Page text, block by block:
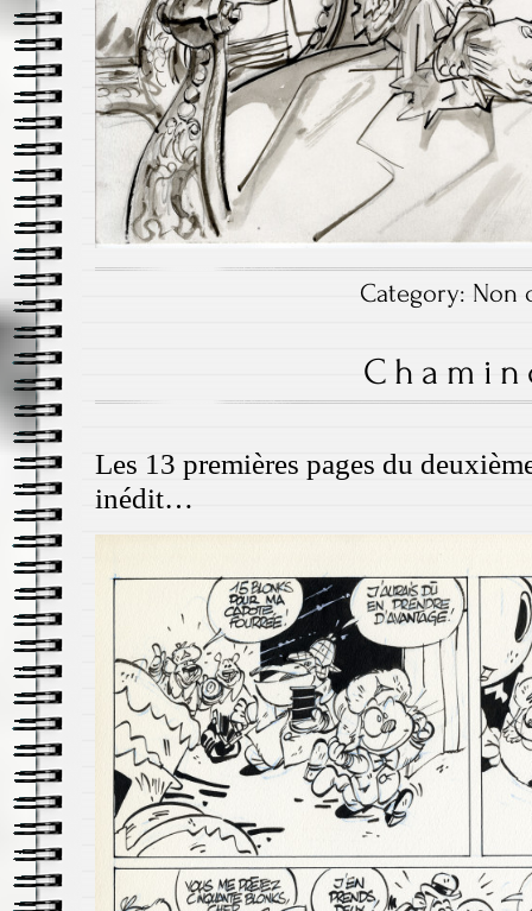
Category: Non
Les 13 premières pages du
inédit…